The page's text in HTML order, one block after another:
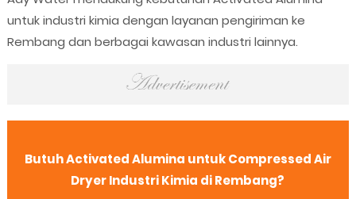
untuk industri kimia dengan layanan pengiriman ke
Rembang dan berbagai kawasan industri lainnya.
Butuh Activated Alumina untuk Compressed Air
Dryer Industri Kimia di Rembang?